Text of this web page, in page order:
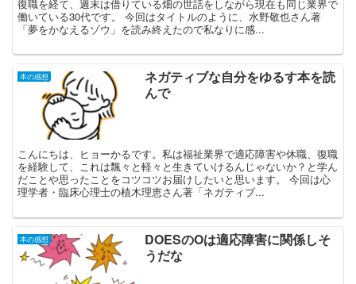
復職を経て、週末は借りている畑の世話をしながら現在も同じ業界で
働いている30代です。 今回はタイトルのように、水野敬也さん著
「夢をかなえるゾウ」を読み終えたので私なりに感...
本の感想
ネガティブな自分をゆるす本を読
んで
こんにちは、ヒョーかるです。私は福祉業界で適応障害や休職、復職
を経験して、これは飄々と軽々と生きていけるんじゃないか？と学ん
だことや思ったことをコツコツお届けしたいと思います。 今回は心
理学者・臨床心理士の植木理恵さん著「ネガティブ...
本の感想
DOESのOは適応障害に関係しそ
うだな